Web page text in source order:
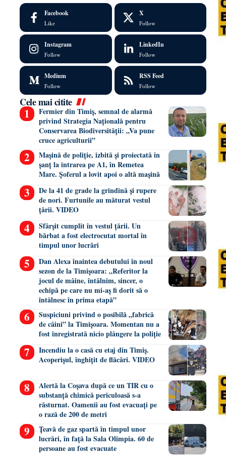
Facebook
Like
X
Follow
Instagram
Follow
LinkedIn
Follow
Medium
Follow
RSS Feed
Follow
Cele mai citite
Fermier din Timiș, semnal de alarmă
privind Strategia Națională pentru
Conservarea Biodiversității: „Va pune
cruce agriculturii”
Mașină de poliție, izbită și proiectată în
șanț la intrarea pe A1, în Remetea
Mare. Șoferul a lovit apoi o altă mașină
De la 41 de grade la grindină și rupere
de nori. Furtunile au măturat vestul
țării. VIDEO
Sfârșit cumplit în vestul țării. Un
bărbat a fost electrocutat mortal în
timpul unor lucrări
Dan Alexa înaintea debutului în noul
sezon de la Timișoara: „Referitor la
jocul de mâine, întâlnim, sincer, o
echipă pe care nu mi-aș fi dorit să o
întâlnesc în prima etapă”
Suspiciuni privind o posibilă „fabrică
de câini” la Timișoara. Momentan nu a
fost înregistrată nicio plângere la poliție
Incendiu la o casă cu etaj din Timiș.
Acoperișul, înghițit de flăcări. VIDEO
Alertă la Coșava după ce un TIR cu o
substanță chimică periculoasă s-a
răsturnat. Oamenii au fost evacuați pe
o rază de 200 de metri
Țeavă de gaz spartă în timpul unor
lucrări, în față la Sala Olimpia. 60 de
persoane au fost evacuate